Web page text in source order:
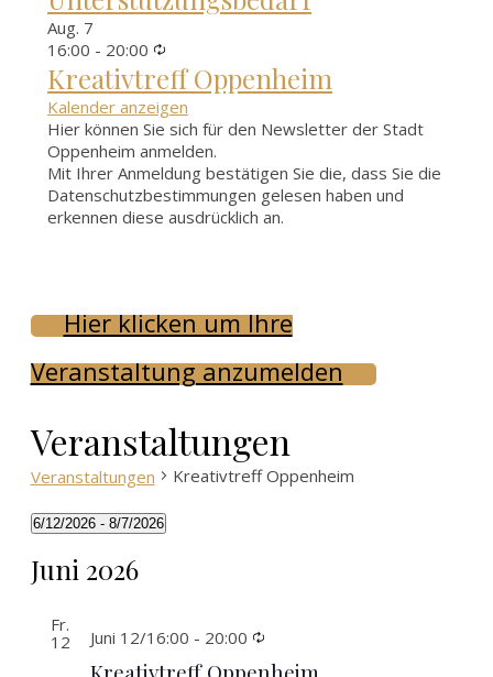
Aug. 7
16:00 - 20:00
Kreativtreff Oppenheim
Kalender anzeigen
Hier können Sie sich für den Newsletter der Stadt
Oppenheim anmelden.
Mit Ihrer Anmeldung bestätigen Sie die, dass Sie die
Datenschutzbestimmungen gelesen haben und
erkennen diese ausdrücklich an.
Hier klicken um Ihre
Veranstaltung anzumelden
Veranstaltungen
Veranstaltungen Kreativtreff Oppenheim
6/12/2026 - 8/7/2026
wählen.
Juni 2026
Fr.
12
Juni 12/16:00 - 20:00 Wiederkehrende